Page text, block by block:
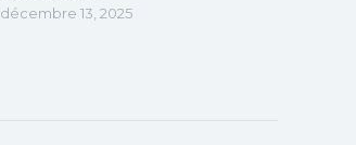
décembre 13, 2025